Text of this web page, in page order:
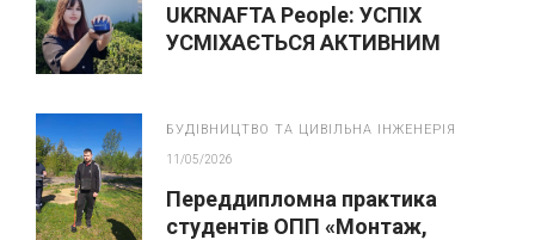
UKRNAFTA People: УСПІХ
УСМІХАЄТЬСЯ АКТИВНИМ
БУДІВНИЦТВО ТА ЦИВІЛЬНА ІНЖЕНЕРІЯ
11/05/2026
Переддипломна практика
студентів ОПП «Монтаж,